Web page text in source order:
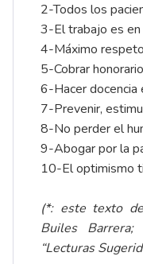
2-Todos los
3-El trabajo es en
4-Máximo
5-Cobrar
6-Hacer docencia
7-Prevenir,
8-No perder el
9-Abogar por la
10-El optimismo
(*: este texto
Builes
“Lecturas